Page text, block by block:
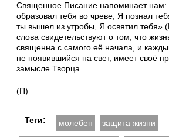
Священное Писание напоминает
образовал тебя во чреве, Я познал
ты вышел из утробы, Я освятил тебя»
слова свидетельствуют о том, что
священна с самого её начала, и
не появившийся на свет, имеет своё
замысле Творца.
(П)
Теги: молебен защита жизни